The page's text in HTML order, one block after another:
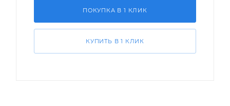
ПОКУПКА В 1 КЛИК
КУПИТЬ В 1 КЛИК